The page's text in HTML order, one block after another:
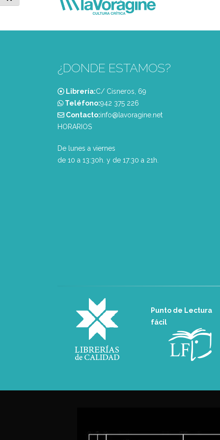
¿DONDE ESTAMOS?
Librería:C/ Cisneros, 69
Teléfono:‭942 375 226‬
Contacto:info@lavoragine.net
HORARIOS
De lunes a viernes
de 10 a 13:30h. y de 17:30 a 21h.
Punto de Lectura
fácil